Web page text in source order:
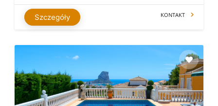
Szczegóły KONTAKT